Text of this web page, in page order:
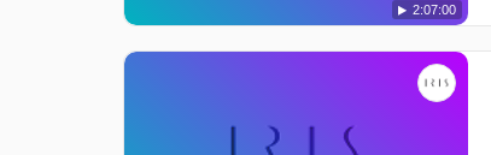
2:07:00